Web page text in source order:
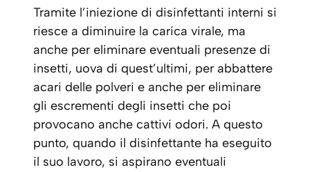
Tramite l’iniezione di disinfettanti interni si
riesce a diminuire la carica virale, ma
anche per eliminare eventuali presenze di
insetti, uova di quest’ultimi, per abbattere
acari delle polveri e anche per eliminare
gli escrementi degli insetti che poi
provocano anche cattivi odori. A questo
punto, quando il disinfettante ha eseguito
il suo lavoro, si aspirano eventuali